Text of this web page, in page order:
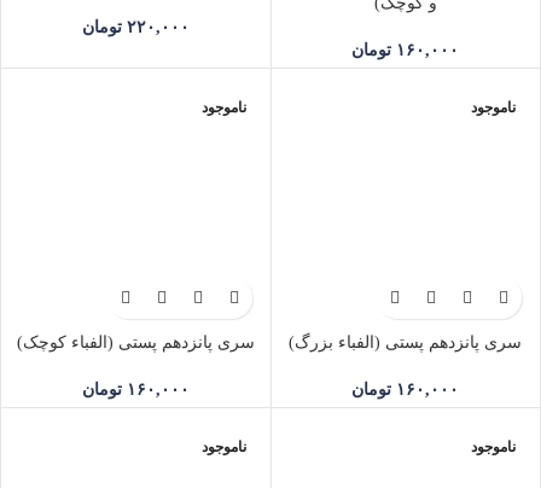
۱۶۰,۰۰۰ تومان
۲۲۰,۰۰۰ تومان
ناموجود
سری پانزدهم پستی (الفباء بزرگ)
۱۶۰,۰۰۰ تومان
ناموجود
سری پانزدهم پستی (الفباء کوچک)
۱۶۰,۰۰۰ تومان
ناموجود ناموجود